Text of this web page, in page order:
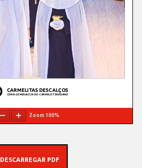
Zoom 100%
DESCARREGAR PDF